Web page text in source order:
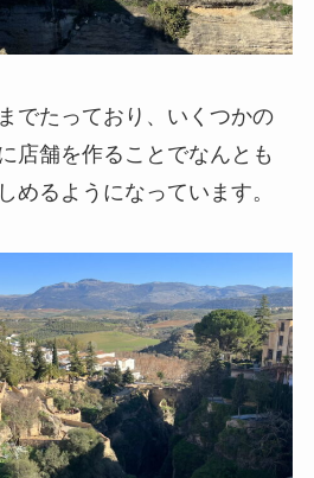
でたっており、いくつかの
店舗を作ることでなんとも
めるようになっています。